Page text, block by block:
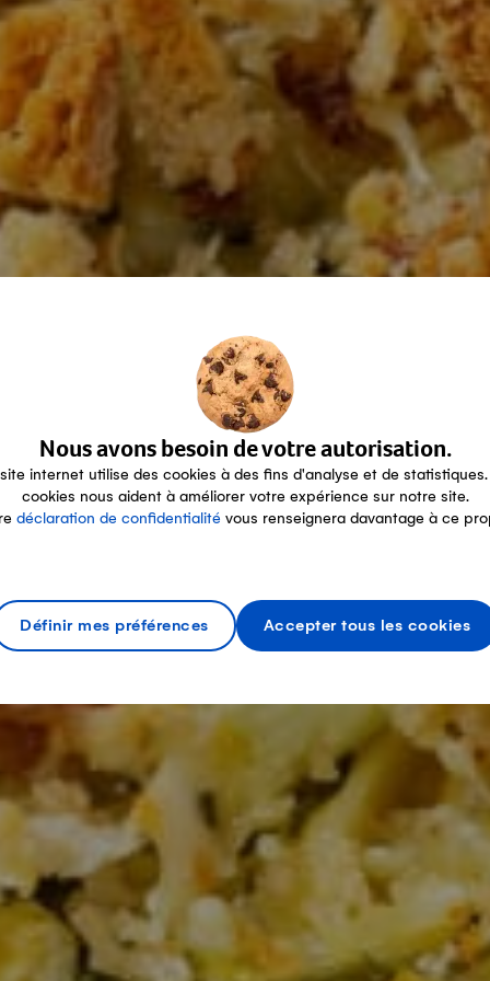
Nous avons besoin de votre autorisation.
internet utilise des cookies à des fins d'analyse et de statistiques.
cookies nous aident à améliorer votre expérience sur notre site.
déclaration de confidentialité vous renseignera davantage à ce
Définir mes préférences Accepter tous les cookies